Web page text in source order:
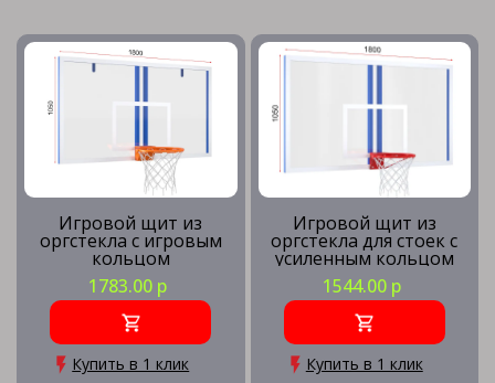
Игровой щит из
оргстекла с игровым
кольцом
1783.00 р
Купить в 1 клик
Игровой щит из
оргстекла для стоек с
усиленным кольцом
1544.00 р
Купить в 1 клик